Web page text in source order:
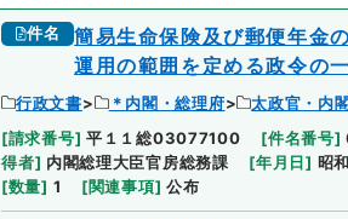
件名
簡易生命保険及び郵便年金
運用の範囲を定める政令の
行政文書 ＊内閣・総理府 太政官・内
[請求番号] 平１１総03077100 [件名番号]
得者] 内閣総理大臣官房総務課 [年月日] 昭
[数量] 1 [関連事項] 公布